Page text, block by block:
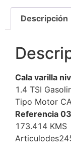
Descripción
Cala varilla
1.4 TSI
Tipo Motor
Referencia
173.414 KMS